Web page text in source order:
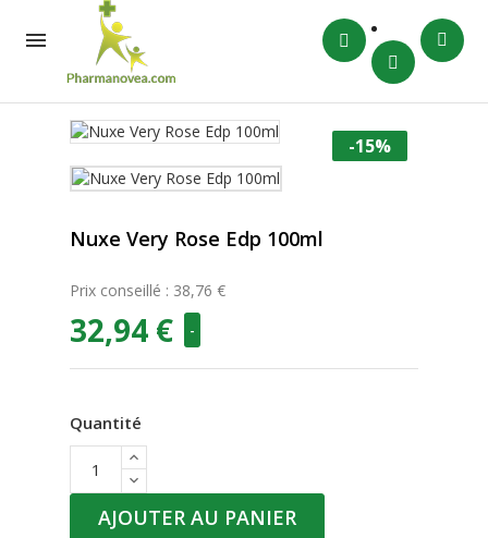

-15%
Nuxe Very Rose Edp 100ml
Prix conseillé : 38,76 €
32,94 € -
Quantité
AJOUTER AU PANIER